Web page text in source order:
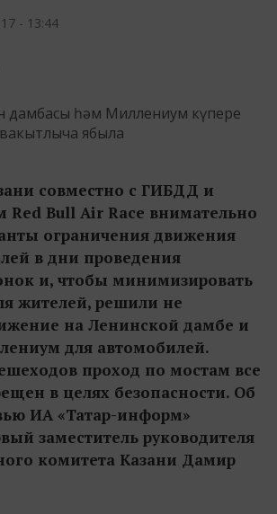
- 13:44
совместно с ГИБДД и
Red Bull Air Race внимательно
ограничения движения
в дни проведения
и, чтобы минимизировать
жителей, решили не
на Ленинской дамбе и
для автомобилей.
проход по мостам все
в целях безопасности. Об
ИА «Татар-информ»
заместитель руководителя
комитета Казани Дамир